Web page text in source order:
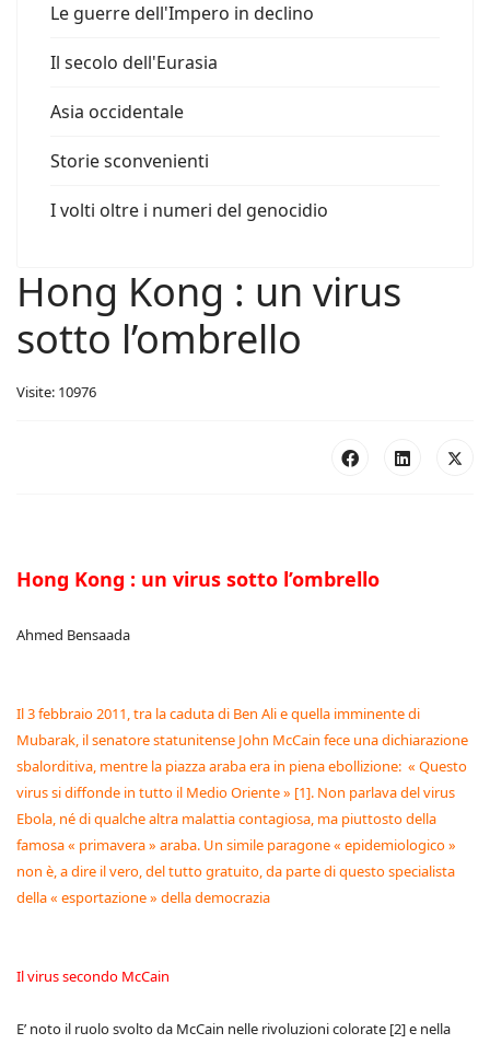
Le guerre dell'Impero in declino
Il secolo dell'Eurasia
Asia occidentale
Storie sconvenienti
I volti oltre i numeri del genocidio
Hong Kong : un virus
sotto l’ombrello
Visite: 10976
Hong Kong : un virus sotto l’ombrello
Ahmed Bensaada
Il 3 febbraio 2011, tra la caduta di Ben Ali e quella imminente di
Mubarak, il senatore statunitense John McCain fece una dichiarazione
sbalorditiva, mentre la piazza araba era in piena ebollizione: « Questo
virus si diffonde in tutto il Medio Oriente » [1]. Non parlava del virus
Ebola, né di qualche altra malattia contagiosa, ma piuttosto della
famosa « primavera » araba. Un simile paragone « epidemiologico »
non è, a dire il vero, del tutto gratuito, da parte di questo specialista
della « esportazione » della democrazia
Il virus secondo McCain
E’ noto il ruolo svolto da McCain nelle rivoluzioni colorate [2] e nella